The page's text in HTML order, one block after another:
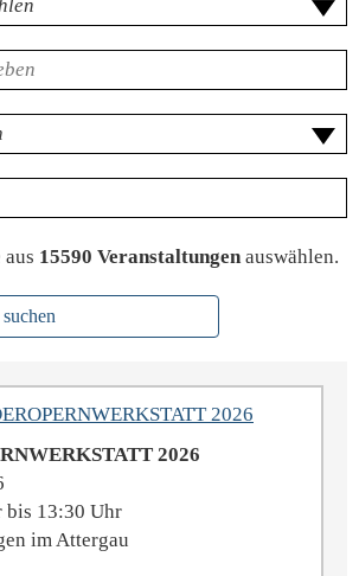
15590 Veranstaltungenauswählen.
suchen
2026
bis 13:30 Uhr
im Attergau